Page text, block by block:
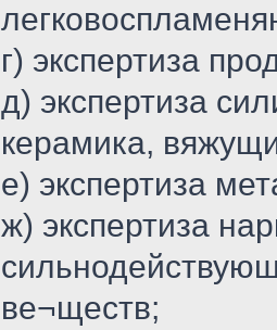
г) экспертиза
д) экспертиза
керамика,
е) экспертиза
ж) экспертиза
ве¬ществ;